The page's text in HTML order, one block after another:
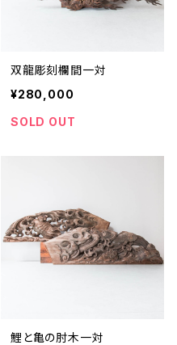
双龍彫刻欄間一対
¥280,000
SOLD OUT
鯉と亀の肘木一対